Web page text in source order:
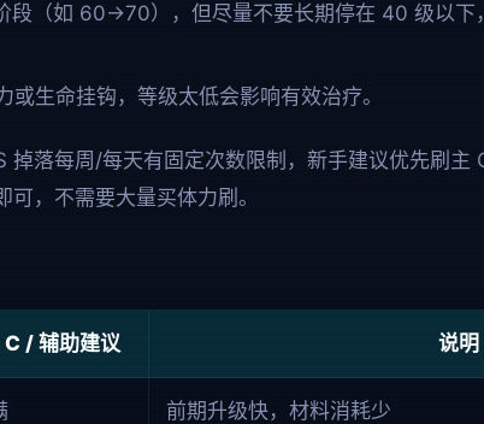
段（如 60→70），但尽量不要长期停在 40 级以下
或生命挂钩，等级太低会影响有效治疗。
掉落每周/每天有固定次数限制，新手建议优先刷主
，不需要大量买体力刷。
C / 辅助建议 说明
前期升级快，材料消耗少